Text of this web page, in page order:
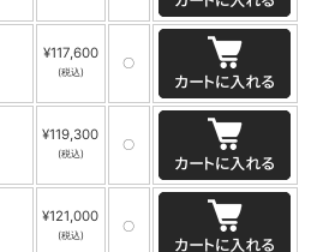
¥117,600
(税込)
〇
¥119,300
(税込)
〇
¥121,000
(税込)
〇